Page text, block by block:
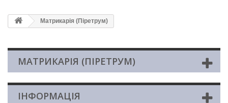
Матрикарія (Піретрум)
МАТРИКАРІЯ (ПІРЕТРУМ)
ІНФОРМАЦІЯ